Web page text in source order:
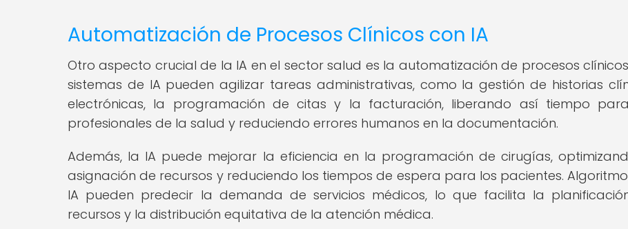
Automatización de Procesos Clínicos con IA
Otro aspecto crucial de la IA en el sector salud es la automatización de procesos
sistemas de IA pueden agilizar tareas administrativas, como la gestión de historias
electrónicas, la programación de citas y la facturación, liberando así tiempo
profesionales de la salud y reduciendo errores humanos en la documentación.
Además, la IA puede mejorar la eficiencia en la programación de cirugías,
asignación de recursos y reduciendo los tiempos de espera para los pacientes.
IA pueden predecir la demanda de servicios médicos, lo que facilita la
recursos y la distribución equitativa de la atención médica.